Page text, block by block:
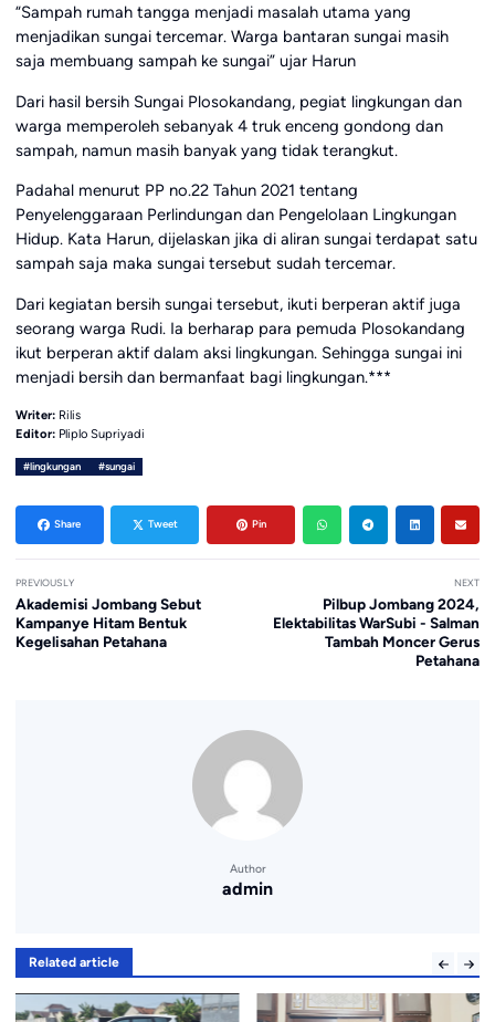
“Sampah rumah tangga menjadi masalah utama yang
menjadikan sungai tercemar. Warga bantaran sungai masih
saja membuang sampah ke sungai” ujar Harun
Dari hasil bersih Sungai Plosokandang, pegiat lingkungan dan
warga memperoleh sebanyak 4 truk enceng gondong dan
sampah, namun masih banyak yang tidak terangkut.
Padahal menurut PP no.22 Tahun 2021 tentang
Penyelenggaraan Perlindungan dan Pengelolaan Lingkungan
Hidup. Kata Harun, dijelaskan jika di aliran sungai terdapat satu
sampah saja maka sungai tersebut sudah tercemar.
Dari kegiatan bersih sungai tersebut, ikuti berperan aktif juga
seorang warga Rudi. Ia berharap para pemuda Plosokandang
ikut berperan aktif dalam aksi lingkungan. Sehingga sungai ini
menjadi bersih dan bermanfaat bagi lingkungan.***
Writer: Rilis
Editor: Pliplo Supriyadi
#lingkungan #sungai
Share Tweet Pin
PREVIOUSLY
Akademisi Jombang Sebut
Kampanye Hitam Bentuk
Kegelisahan Petahana
NEXT
Pilbup Jombang 2024,
Elektabilitas WarSubi - Salman
Tambah Moncer Gerus
Petahana
Author
admin
Related article